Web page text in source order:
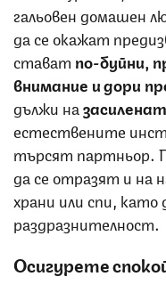
гальовен домашен
да се окажат
стават по-буйни,
внимание и дори
дължи на
естествените
търсят партньор.
да се отразят и на
храни или спи, като
раздразнителност.
Осигурете